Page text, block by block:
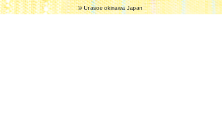
© Urasoe okinawa Japan.